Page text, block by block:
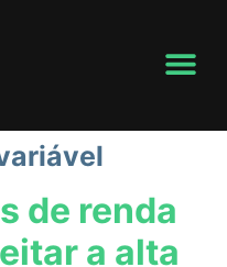
de renda
a alta